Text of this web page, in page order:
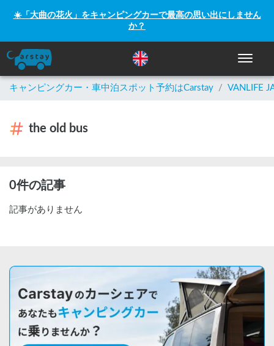
☀️「大曲の花火」をキャンピングカーで最高の思い出にしません
か？
ナビゲ
キャンピングカー・車中泊スポット予約はCarstay / VANLIFE
the old bus
0件の記事
記事がありません